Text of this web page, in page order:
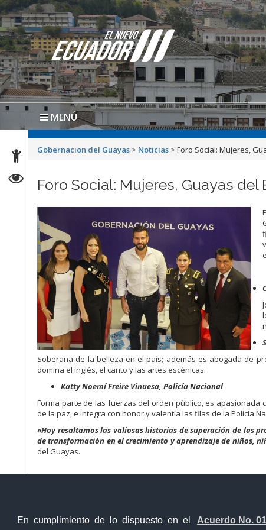
En cumplimiento de lo dispuesto en el Acuerdo No.
MENÚ
Gobernacion del Guayas > Noticias >Foro Social: Mujeres,
Foro Social: Mujeres, Guayas del
Soberana de la belleza en el país; además es abogada de
domina el inglés, el canto y las artes escénicas.
Katty Noemí Freire Vinuesa, Policía Nacional
Forma parte de las fuerzas del orden público, es
de la paz, e integra con honor y valentía las filas de la Policía
«Hoy resaltamos las valiosas historias de superación de las
de transformación en el crecimiento y aprendizaje de niños,
del Guayas.